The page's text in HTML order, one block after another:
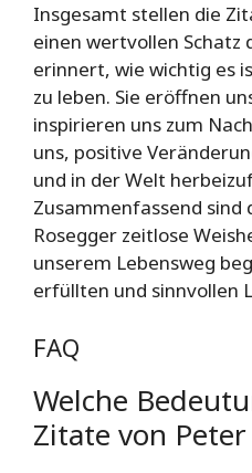
Insgesamt stellen die
einen wertvollen Schatz
erinnert, wie wichtig es
zu leben. Sie eröffnen
inspirieren uns zum
uns, positive
und in der Welt
Zusammenfassend sind
Rosegger zeitlose
unserem Lebensweg
erfüllten und sinnvollen
FAQ
Welche
Zitate von